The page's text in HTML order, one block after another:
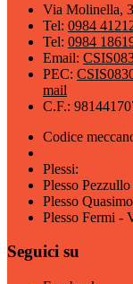
Via Molinella,
Tel: 0984
Tel: 0984
Email:
PEC:
mail
C.F.:
Codice
Plessi:
Plesso
Plesso
Plesso Fermi -
Seguici su